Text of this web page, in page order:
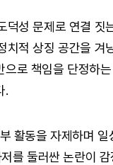
덕성 문제로 연결 짓
치적 상징 공간을
로 책임을 단정하
.
활동을 자제하며
를 둘러싼 논란이